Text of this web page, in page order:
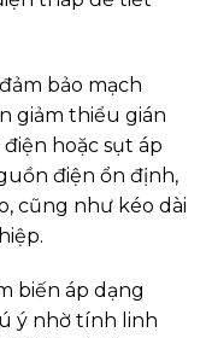
bảo mạch
giảm thiểu gián
hoặc sụt áp
điện ổn định,
cũng như kéo dài
biến áp dạng
ý nhờ tính linh